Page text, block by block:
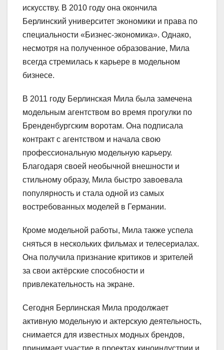
искусству. В 2010 году она окончила
Берлинский университет экономики и права по
специальности «Бизнес-экономика». Однако,
несмотря на полученное образование, Мила
всегда стремилась к карьере в модельном
бизнесе.
В 2011 году Берлинская Мила была замечена
модельным агентством во время прогулки по
Бренденбургским воротам. Она подписала
контракт с агентством и начала свою
профессиональную модельную карьеру.
Благодаря своей необычной внешности и
стильному образу, Мила быстро завоевала
популярность и стала одной из самых
востребованных моделей в Германии.
Кроме модельной работы, Мила также успела
сняться в нескольких фильмах и телесериалах.
Она получила признание критиков и зрителей
за свои актёрские способности и
привлекательность на экране.
Сегодня Берлинская Мила продолжает
активную модельную и актерскую деятельность,
снимается для известных модных брендов,
принимает участие в проектах киноиндустрии и